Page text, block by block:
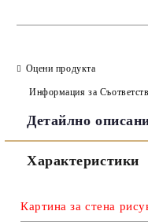
Ние ще се свържем с вас
Оцени продукта
Информация за
Детайлно
Характеристики
Картина за стена